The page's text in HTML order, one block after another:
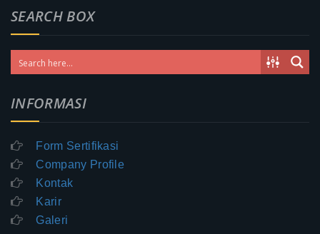
SEARCH BOX
INFORMASI
Form Sertifikasi
Company Profile
Kontak
Karir
Galeri